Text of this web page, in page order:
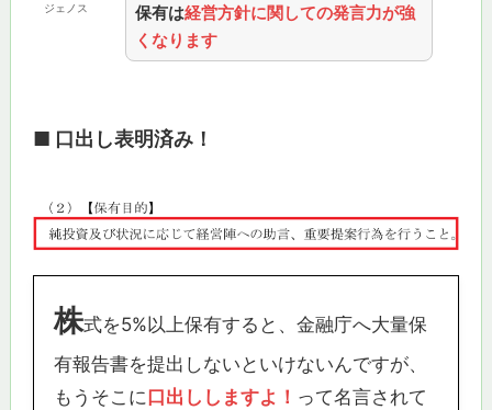
ジェノス
保有は経営方針に関しての発言力が強
くなります
■ 口出し表明済み！
株式を5%以上保有すると、金融庁へ大量保
有報告書を提出しないといけないんですが、
もうそこに口出ししますよ！ って名言されて